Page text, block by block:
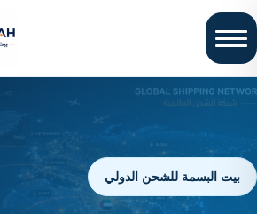
بيت البسمة للشحن الدولي